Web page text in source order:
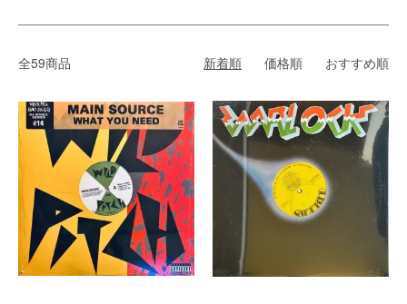
全59商品 新着順 価格順 おすすめ順